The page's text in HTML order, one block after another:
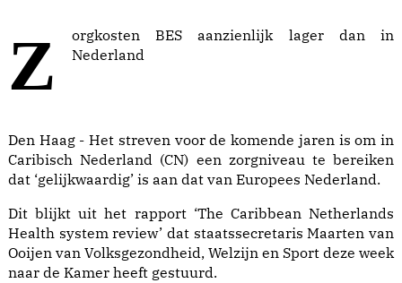
Zorgkosten BES aanzienlijk lager dan in Nederland
Den Haag - Het streven voor de komende jaren is om in
Caribisch Nederland (CN) een zorgniveau te bereiken
dat ‘gelijkwaardig’ is aan dat van Europees Nederland.
Dit blijkt uit het rapport ‘The Caribbean Netherlands
Health system review’ dat staatssecretaris Maarten van
Ooijen van Volksgezondheid, Welzijn en Sport deze week
naar de Kamer heeft gestuurd.